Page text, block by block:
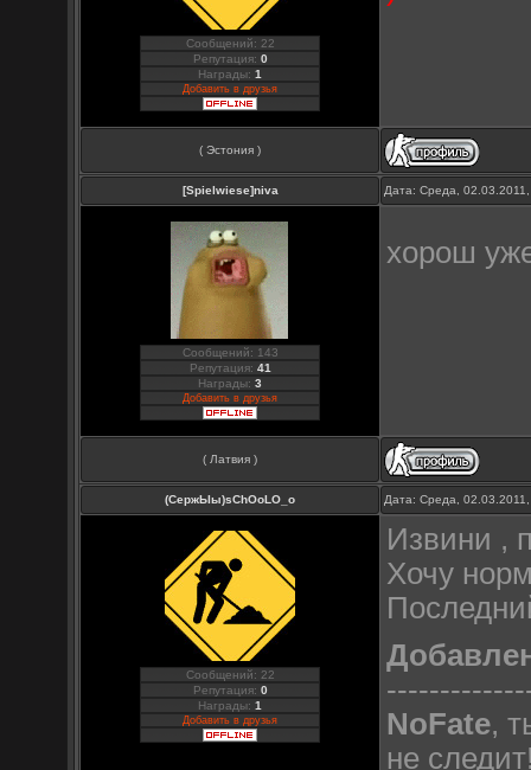
Сообщений: 22
Репутация: 0
Награды:1
Добавить в друзья
( Эстония )
[Spielwiese]niva Дата: Среда,
Сообщений: 143
Репутация: 41
Награды:3
Добавить в друзья
хорош
( Латвия )
(СержЫы)sChOoLO_o Дата: Среда,
Сообщений: 22
Репутация: 0
Награды:1
Добавить в друзья
Извини ,
Хочу
NoFate,
не